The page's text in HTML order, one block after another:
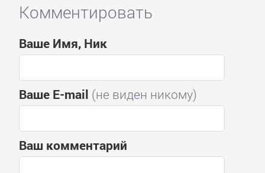
Комментировать
Ваше Имя, Ник
Ваше E-mail (не виден никому)
Ваш комментарий